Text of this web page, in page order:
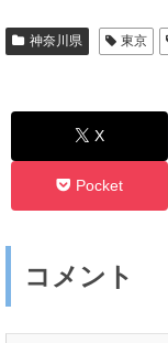
神奈川県 東京
X
Pocket
コメント